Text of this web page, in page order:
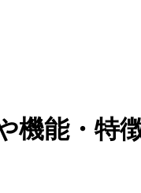
機能・特